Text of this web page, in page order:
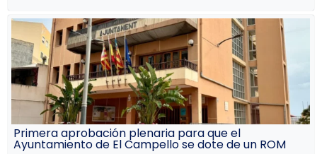
Primera aprobación plenaria para que el
Ayuntamiento de El Campello se dote de un ROM